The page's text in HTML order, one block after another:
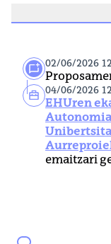
02/06/2026
04/06/2026
EHUren
emaitzari